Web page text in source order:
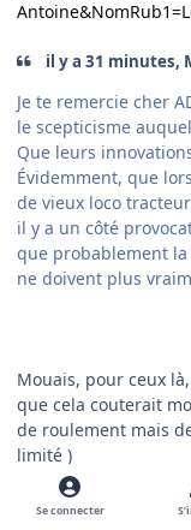
il y a 31 minutes,
Je te remercie cher
le scepticisme
Que leurs
Évidemment, que
de vieux loco
il y a un côté
que probablement
ne doivent plus
Mouais, pour ceux
que cela couterait
de roulement mais
limité )
Se connecter